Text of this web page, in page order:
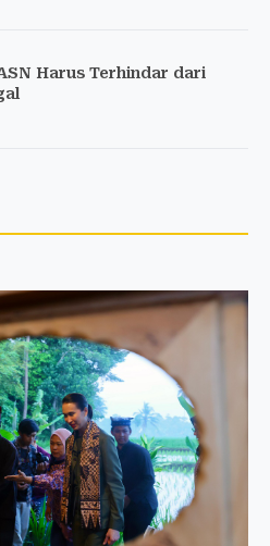
Harus Terhindar dari